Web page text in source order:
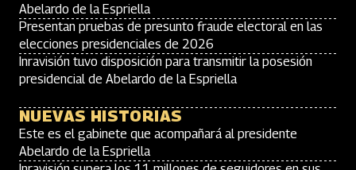
Abelardo de la Espriella
Presentan pruebas de presunto fraude electoral en las
elecciones presidenciales de 2026
Inravisión tuvo disposición para transmitir la posesión
presidencial de Abelardo de la Espriella
NUEVAS HISTORIAS
Este es el gabinete que acompañará al presidente
Abelardo de la Espriella